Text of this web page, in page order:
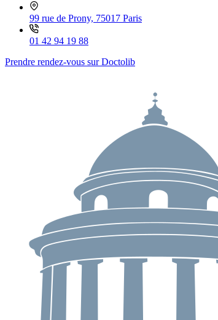
99 rue de Prony, 75017 Paris
01 42 94 19 88
Prendre rendez-vous sur Doctolib